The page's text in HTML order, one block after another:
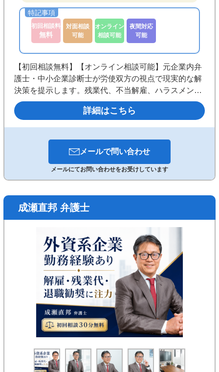
初回相談料
無料
対面相談
可能
オンライン
相談可能
夜間対応
可能
【初回相談無料】【オンライン相談可能】元企業内弁
護士・中小企業診断士が労使双方の視点で現実的な解
決策を提示します。残業代、不当解雇、ハラスメント
問題から企業の労務管理まで全国対応。オンライン・
チャットで迅速にサポートします。
詳細はこちら
メールで問い合わせ
メールにてお問い合わせをお受けしています
成瀬直邦 弁護士